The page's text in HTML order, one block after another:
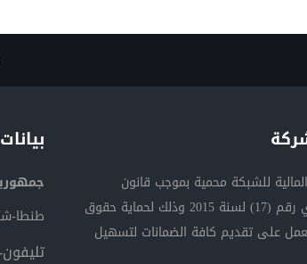
للشبكة محمية بموجب قانون
الاستثمار المصري رقم (17) لسنة 2015 وذلك لحماية حقوق
على تقديم كافة الضمانات لتسهيل
طنطا-
تليفون-واتس: